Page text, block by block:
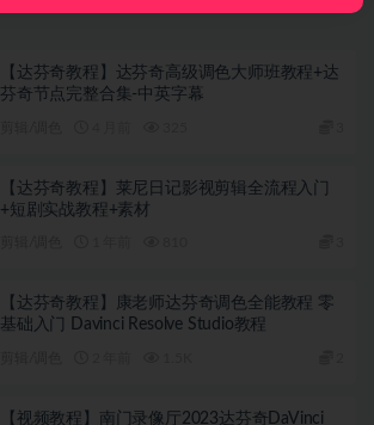
【达芬奇教程】达芬奇高级调色大师班教程+达
芬奇节点完整合集-中英字幕
【达芬奇教程】莱尼日记影视剪辑全流程入门
+短剧实战教程+素材
【达芬奇教程】康老师达芬奇调色全能教程 零
基础入门 Davinci Resolve Studio教程
【视频教程】南门录像厅2023达芬奇DaVinci